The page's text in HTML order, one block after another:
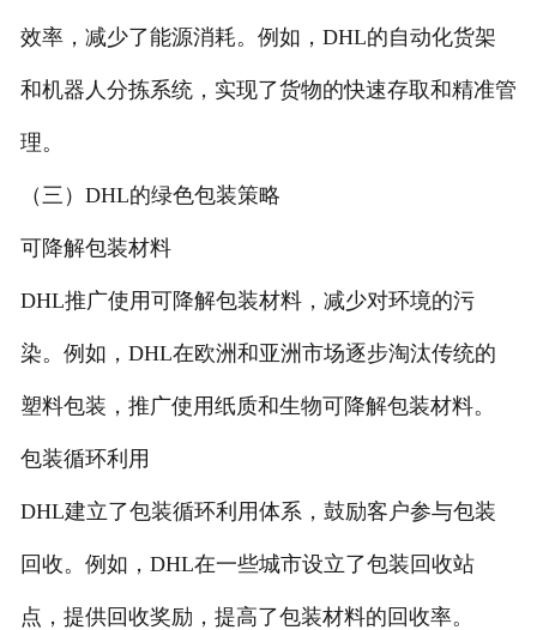
效率，减少了能源消耗。例如，DHL的自动化货架
和机器人分拣系统，实现了货物的快速存取和精准管
理。
（三）DHL的绿色包装策略
可降解包装材料
DHL推广使用可降解包装材料，减少对环境的污
染。例如，DHL在欧洲和亚洲市场逐步淘汰传统的
塑料包装，推广使用纸质和生物可降解包装材料。
包装循环利用
DHL建立了包装循环利用体系，鼓励客户参与包装
回收。例如，DHL在一些城市设立了包装回收站
点，提供回收奖励，提高了包装材料的回收率。